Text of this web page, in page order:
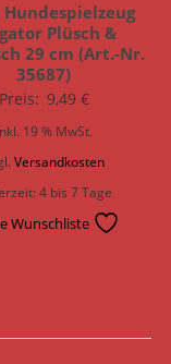
Plüsch &
29 cm (Art.-Nr.
35687)
Preis: 9,49 €
19 % MwSt.
Versandkosten
4 bis 7 Tage
Wunschliste